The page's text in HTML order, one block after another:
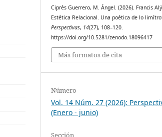
Ciprés Guerrero, M. Ángel. (2026). Francis
Estética Relacional. Una poética de lo
Perspectivas, 14(27), 108–120.
https://doi.org/10.5281/zenodo.18096417
Más formatos de cita
Número
Vol. 14 Núm. 27 (2026):
(Enero - junio)
Sección